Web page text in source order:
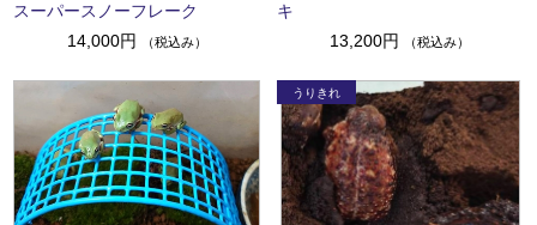
スーパースノーフレーク
14,000円
（税込み）
キ
13,200円
（税込み）